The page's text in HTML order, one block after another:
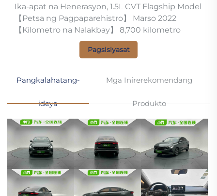
Ika-apat na Henerasyon, 1.5L CVT Flagship Model
【Petsa ng Pagpaparehistro】 Marso 2022
【Kilometro na Nalakbay】 8,700 kilometro
Pagsisiyasat
Pangkalahatang-
ideya
Mga Inirerekomendang
Produkto